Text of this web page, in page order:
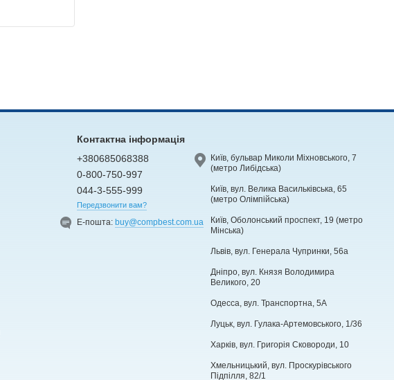
Контактна інформація
+380685068388
0-800-750-997
044-3-555-999
Передзвонити вам?
Е-пошта:buy@compbest.com.ua
Київ, бульвар Миколи Міхновського, 7
(метро Либідська)
Київ, вул. Велика Васильківська, 65
(метро Олімпійська)
Київ, Оболонський проспект, 19 (метро
Мінська)
Львів, вул. Генерала Чупринки, 56а
Дніпро, вул. Князя Володимира
Великого, 20
Одесса, вул. Транспортна, 5А
Луцьк, вул. Гулака-Артемовського, 1/36
Харків, вул. Григорія Сковороди, 10
Хмельницький, вул. Проскурівського
Підпілля, 82/1